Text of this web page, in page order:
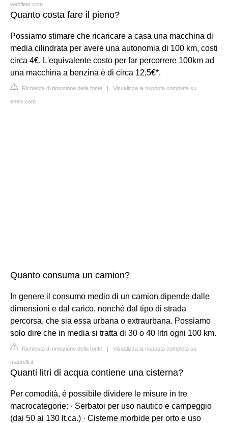
webfleet.com
Quanto costa fare il pieno?
Possiamo stimare che ricaricare a casa una macchina di
media cilindrata per avere una autonomia di 100 km, costi
circa 4€. L'equivalente costo per far percorrere 100km ad
una macchina a benzina è di circa 12,5€*.
Richiesta di rimozione della fonte | Visualizza la risposta completa su
enelx.com
Quanto consuma un camion?
In genere il consumo medio di un camion dipende dalle
dimensioni e dal carico, nonché dal tipo di strada
percorsa, che sia essa urbana o extraurbana. Possiamo
solo dire che in media si tratta di 30 o 40 litri ogni 100 km.
Richiesta di rimozione della fonte | Visualizza la risposta completa su
maurelli.it
Quanti litri di acqua contiene una cisterna?
Per comodità, è possibile dividere le misure in tre
macrocategorie: · Serbatoi per uso nautico e campeggio
(dai 50 ai 130 lt.ca.) · Cisterne morbide per orto e uso